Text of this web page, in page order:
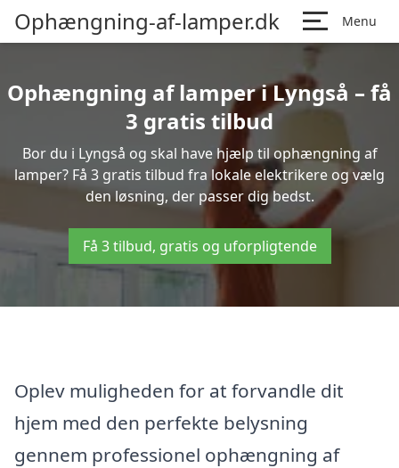
Ophængning-af-lamper.dk Menu
Ophængning af lamper i Lyngså – få
3 gratis tilbud
Bor du i Lyngså og skal have hjælp til ophængning af
lamper? Få 3 gratis tilbud fra lokale elektrikere og vælg
den løsning, der passer dig bedst.
Få 3 tilbud, gratis og uforpligtende
Oplev muligheden for at forvandle dit
hjem med den perfekte belysning
gennem professionel ophængning af